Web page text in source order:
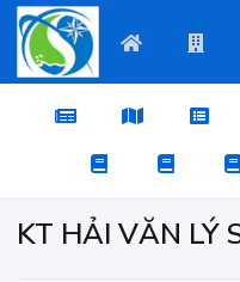
KT HẢI VĂN LÝ